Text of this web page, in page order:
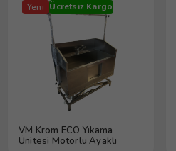
Yeni Ücretsiz Kargo
VM Krom ECO Yıkama
Ünitesi Motorlu Ayaklı